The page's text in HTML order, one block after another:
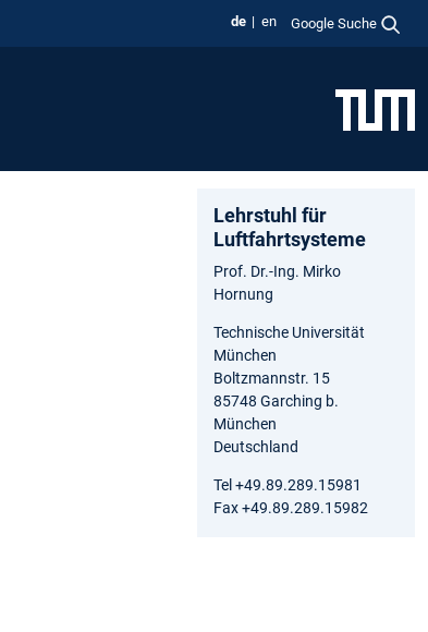
de en Google Suche
Lehrstuhl für
Luftfahrtsysteme
Prof. Dr.-Ing. Mirko
Hornung
Technische Universität
München
Boltzmannstr. 15
85748 Garching b.
München
Deutschland
Tel +49.89.289.15981
Fax +49.89.289.15982